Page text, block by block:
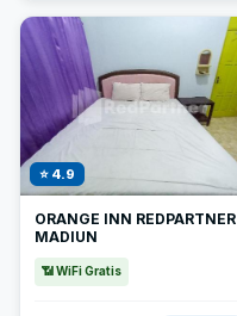
⭐ 4.9
ORANGE INN REDPARTNER
MADIUN
📶 WiFi Gratis